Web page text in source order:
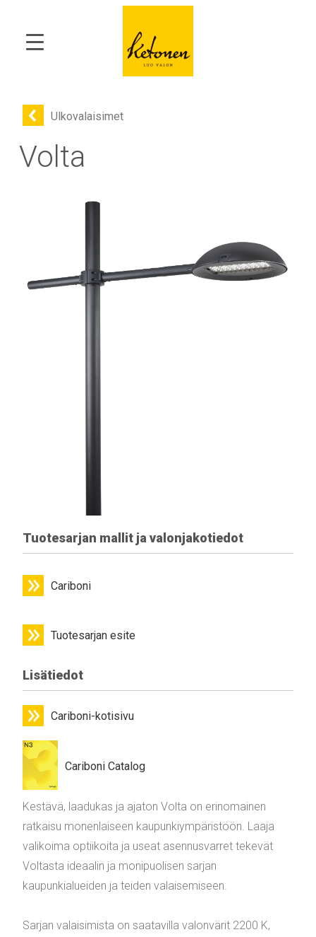
Ulkovalaisimet
Volta
Tuotesarjan mallit ja valonjakotiedot
Cariboni
Tuotesarjan esite
Lisätiedot
Cariboni-kotisivu
Cariboni Catalog
Kestävä, laadukas ja ajaton Volta on erinomainen
ratkaisu monenlaiseen kaupunkiympäristöön. Laaja
valikoima optiikoita ja useat asennusvarret tekevät
Voltasta ideaalin ja monipuolisen sarjan
kaupunkialueiden ja teiden valaisemiseen.
Sarjan valaisimista on saatavilla valonvärit 2200 K,